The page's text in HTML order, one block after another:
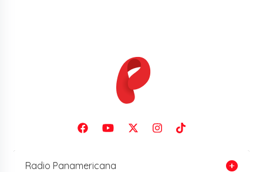
Radio Panamericana